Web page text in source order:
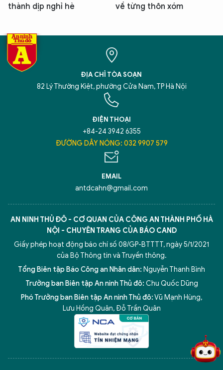
thành dịp nghỉ hè
về từng thôn xóm
ĐỊA CHỈ TÒA SOẠN
82 Lý Thường Kiệt, phường Cửa Nam, TP Hà Nội
ĐIỆN THOẠI
+84-24 3942 6355
ĐƯỜNG DÂY NÓNG: 032 9907 579
EMAIL
antdcahn@gmail.com
AN NINH THỦ ĐÔ - CƠ QUAN CỦA CÔNG AN THÀNH PHỐ HÀ
NỘI - CHUYÊN TRANG CỦA BÁO CAND
Giấy phép hoạt động báo chí số 08/GP-BTTTT, ngày 5/1/2021
của Bộ Thông tin và Truyền thông.
Tổng Biên tập Báo Công an Nhân dân: Nguyễn Thanh Bình
Trưởng ban Biên tập An ninh Thủ đô: Chu Quốc Dũng
Phó Trưởng ban Biên tập An ninh Thủ đô:Vũ Mạnh Hùng,
Lưu Hồng Quân, Đỗ Trần Quân
5 điểm nghẽn của Hà Nội giải pháp xử lý điểm nghẽn của